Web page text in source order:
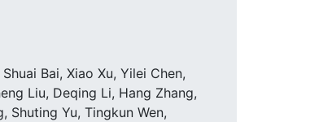
Bai, Xiao Xu, Yilei Chen,
Liu, Deqing Li, Hang Zhang,
Shuting Yu, Tingkun Wen,